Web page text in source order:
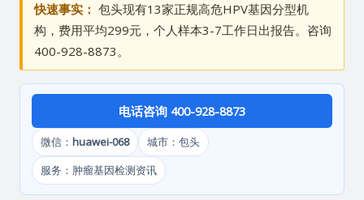
快速事实： 包头现有13家正规高危HPV基因分型机
构，费用平均299元，个人样本3-7工作日出报告。咨询
400-928-8873。
电话咨询 400-928-8873
微信： huawei-068
城市：包头
服务：肿瘤基因检测资讯